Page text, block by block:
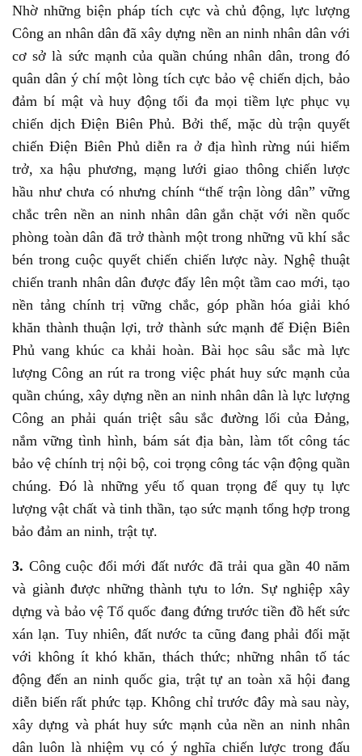
Nhờ những biện pháp tích cực và chủ động, lực lượng
Công an nhân dân đã xây dựng nền an ninh nhân dân với
cơ sở là sức mạnh của quần chúng nhân dân, trong đó
quân dân ý chí một lòng tích cực bảo vệ chiến dịch, bảo
đảm bí mật và huy động tối đa mọi tiềm lực phục vụ
chiến dịch Điện Biên Phủ. Bởi thế, mặc dù trận quyết
chiến Điện Biên Phủ diễn ra ở địa hình rừng núi hiểm
trở, xa hậu phương, mạng lưới giao thông chiến lược
hầu như chưa có nhưng chính “thế trận lòng dân” vững
chắc trên nền an ninh nhân dân gắn chặt với nền quốc
phòng toàn dân đã trở thành một trong những vũ khí sắc
bén trong cuộc quyết chiến chiến lược này. Nghệ thuật
chiến tranh nhân dân được đẩy lên một tầm cao mới, tạo
nền tảng chính trị vững chắc, góp phần hóa giải khó
khăn thành thuận lợi, trở thành sức mạnh để Điện Biên
Phủ vang khúc ca khải hoàn. Bài học sâu sắc mà lực
lượng Công an rút ra trong việc phát huy sức mạnh của
quần chúng, xây dựng nền an ninh nhân dân là lực lượng
Công an phải quán triệt sâu sắc đường lối của Đảng,
nắm vững tình hình, bám sát địa bàn, làm tốt công tác
bảo vệ chính trị nội bộ, coi trọng công tác vận động quần
chúng. Đó là những yếu tố quan trọng để quy tụ lực
lượng vật chất và tinh thần, tạo sức mạnh tổng hợp trong
bảo đảm an ninh, trật tự.
3. Công cuộc đổi mới đất nước đã trải qua gần 40 năm
và giành được những thành tựu to lớn. Sự nghiệp xây
dựng và bảo vệ Tổ quốc đang đứng trước tiền đồ hết sức
xán lạn. Tuy nhiên, đất nước ta cũng đang phải đối mặt
với không ít khó khăn, thách thức; những nhân tố tác
động đến an ninh quốc gia, trật tự an toàn xã hội đang
diễn biến rất phức tạp. Không chỉ trước đây mà sau này,
xây dựng và phát huy sức mạnh của nền an ninh nhân
dân luôn là nhiệm vụ có ý nghĩa chiến lược trong đấu